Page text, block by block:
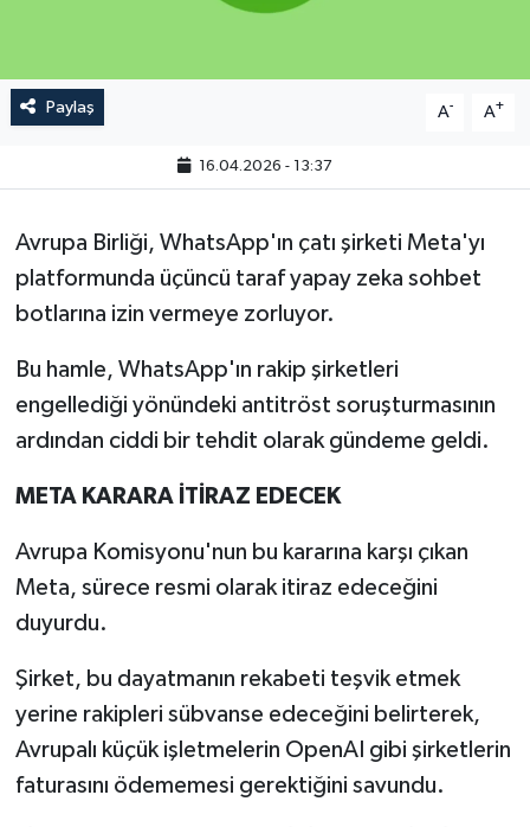
Paylaş A- A+
16.04.2026 - 13:37
Avrupa Birliği, WhatsApp'ın çatı şirketi Meta'yı
platformunda üçüncü taraf yapay zeka sohbet
botlarına izin vermeye zorluyor.
Bu hamle, WhatsApp'ın rakip şirketleri
engellediği yönündeki antitröst soruşturmasının
ardından ciddi bir tehdit olarak gündeme geldi.
META KARARA İTİRAZ EDECEK
Avrupa Komisyonu'nun bu kararına karşı çıkan
Meta, sürece resmi olarak itiraz edeceğini
duyurdu.
Şirket, bu dayatmanın rekabeti teşvik etmek
yerine rakipleri sübvanse edeceğini belirterek,
Avrupalı küçük işletmelerin OpenAI gibi şirketlerin
faturasını ödememesi gerektiğini savundu.